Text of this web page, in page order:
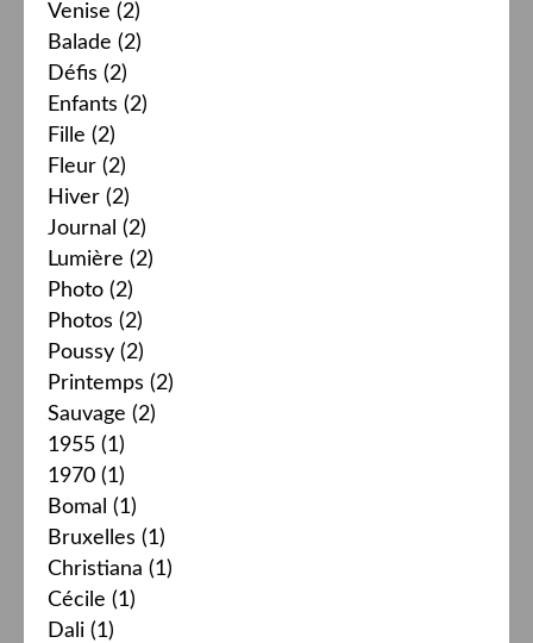
Venise (2)
Balade (2)
Défis (2)
Enfants (2)
Fille (2)
Fleur (2)
Hiver (2)
Journal (2)
Lumière (2)
Photo (2)
Photos (2)
Poussy (2)
Printemps (2)
Sauvage (2)
1955 (1)
1970 (1)
Bomal (1)
Bruxelles (1)
Christiana (1)
Cécile (1)
Dali (1)